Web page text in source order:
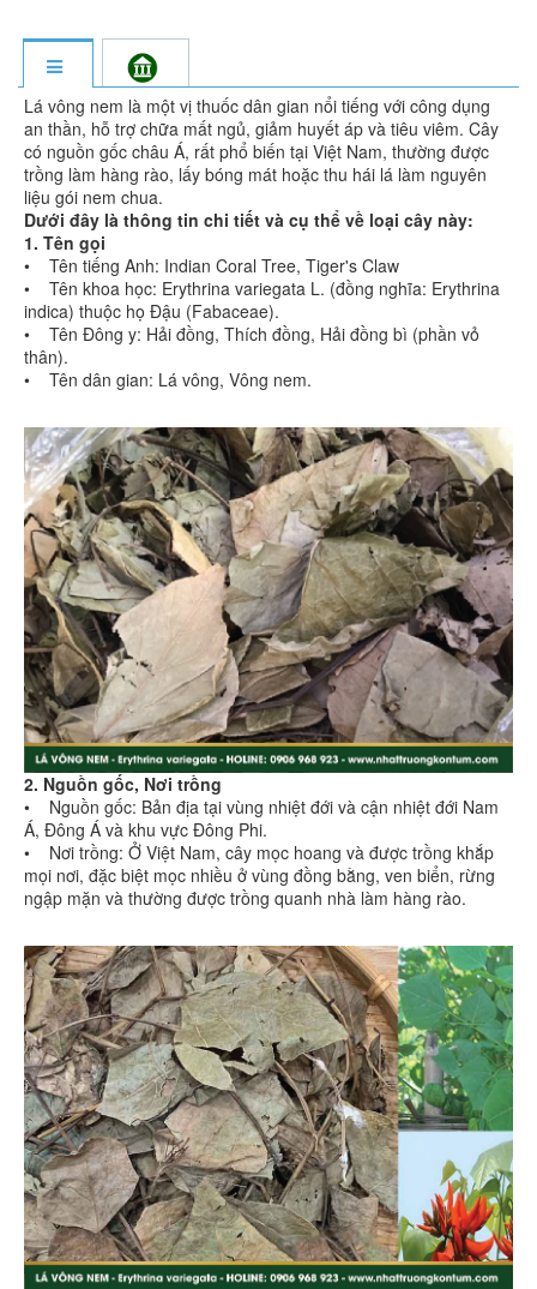
Lá vông nem là một vị thuốc dân gian nổi tiếng với công dụng
an thần, hỗ trợ chữa mất ngủ, giảm huyết áp và tiêu viêm. Cây
có nguồn gốc châu Á, rất phổ biến tại Việt Nam, thường được
trồng làm hàng rào, lấy bóng mát hoặc thu hái lá làm nguyên
liệu gói nem chua.
Dưới đây là thông tin chi tiết và cụ thể về loại cây này:
1. Tên gọi
• Tên tiếng Anh: Indian Coral Tree, Tiger's Claw
• Tên khoa học: Erythrina variegata L. (đồng nghĩa: Erythrina
indica) thuộc họ Đậu (Fabaceae).
• Tên Đông y: Hải đồng, Thích đồng, Hải đồng bì (phần vỏ
thân).
• Tên dân gian: Lá vông, Vông nem.
2. Nguồn gốc, Nơi trồng
• Nguồn gốc: Bản địa tại vùng nhiệt đới và cận nhiệt đới Nam
Á, Đông Á và khu vực Đông Phi.
• Nơi trồng: Ở Việt Nam, cây mọc hoang và được trồng khắp
mọi nơi, đặc biệt mọc nhiều ở vùng đồng bằng, ven biển, rừng
ngập mặn và thường được trồng quanh nhà làm hàng rào.